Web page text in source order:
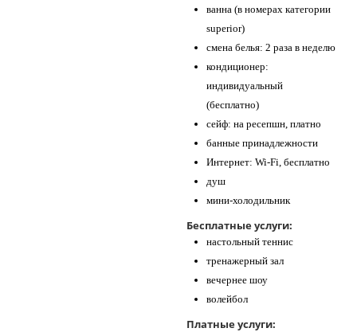
ванна (в номерах категории
superior)
смена белья: 2 раза в неделю
кондиционер:
индивидуальный
(бесплатно)
сейф: на ресепшн, платно
банные принадлежности
Интернет: Wi-Fi, бесплатно
душ
мини-холодильник
Бесплатные услуги:
настольный теннис
тренажерный зал
вечернее шоу
волейбол
Платные услуги: